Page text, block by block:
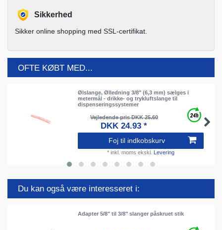
Sikkerhed
Sikker online shopping med SSL-certifikat.
OFTE KØBT MED...
Ølslange, Ølledning 3/8" (6,3 mm) sælges i
metermål - drikke- og trykluftslange til
dispenseringssystemer
Vejledende pris DKK 25.60
DKK 24.93 *
Foj til indkobskurv
* inkl. moms ekskl. Levering
Du kan også være interesseret i:
Adapter 5/8" til 3/8" slanger påskruet stik